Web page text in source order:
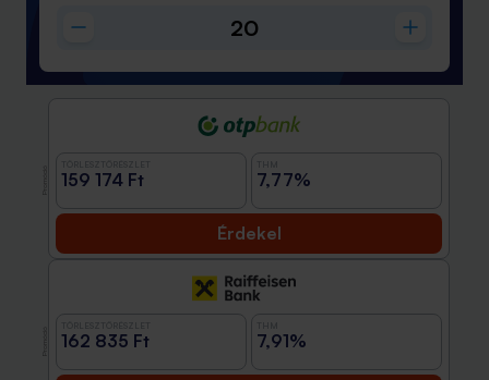
159 174 Ft 7,77%
Érdekel
162 835 Ft 7,91%